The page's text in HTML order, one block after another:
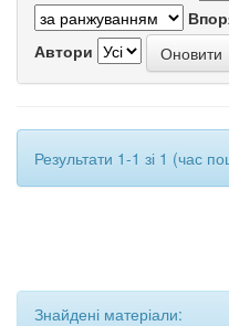
Автори
Результати 1-1 зі 1 (час
Знайдені матеріали: